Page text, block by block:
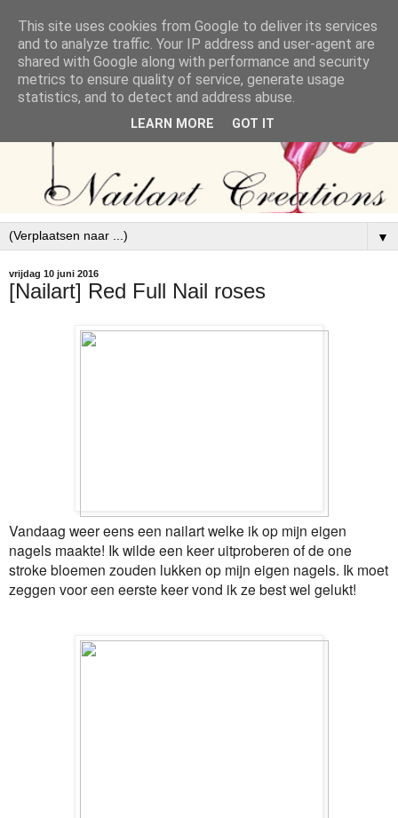
▼
vrijdag 10 juni 2016
[Nailart] Red Full Nail roses
Vandaag weer eens een nailart welke ik op mijn eigen
nagels maakte! Ik wilde een keer uitproberen of de one
stroke bloemen zouden lukken op mijn eigen nagels. Ik moet
zeggen voor een eerste keer vond ik ze best wel gelukt!
This site uses cookies from Google to deliver its services
and to analyze traffic. Your IP address and user-agent are
shared with Google along with performance and security
metrics to ensure quality of service, generate usage
statistics, and to detect and address abuse.
LEARN MORE GOT IT